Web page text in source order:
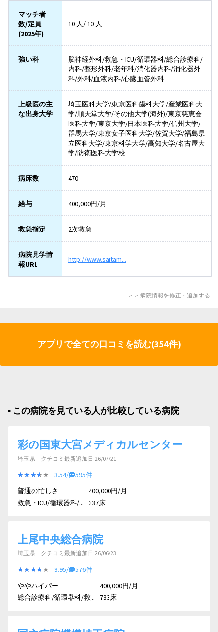
マッチ者
数/定員
(2025年)
10 人/ 10 人
強い科
脳神経外科/救急・ICU/循環器科/総合診療科/
内科/整形外科/老年科/消化器内科/消化器外
科/外科/血液内科/心臓血管外科
上級医の主
な出身大学
埼玉医科大学/東京医科歯科大学/産業医科大
学/順天堂大学/その他大学(海外)/東京慈恵会
医科大学/東京大学/日本医科大学/信州大学/
群馬大学/東京女子医科大学/佐賀大学/福島県
立医科大学/東京科学大学/高知大学/名古屋大
学/防衛医科大学校
病床数 470
給与 400,000円/月
救急指定 2次救急
病院見学情
報URL
http://www.saitam...
＞＞ 病院情報を修正・追加する
アプリで全ての口コミを読む(354件)
▪︎ この病院を見ている人が比較している病院
彩の国東大宮メディカルセンター
埼玉県 クチコミ最新追加日:26/07/21
★★★★★
★★★★★ 3.54/
595件
普通の忙しさ
救急・ICU/循環器科/...
400,000円/月
337床
上尾中央総合病院
埼玉県 クチコミ最新追加日:26/06/23
★★★★★
★★★★★ 3.95/
576件
ややハイパー
総合診療科/循環器科/救...
400,000円/月
733床